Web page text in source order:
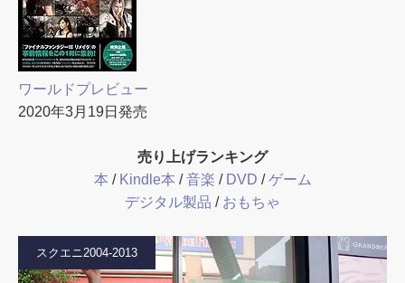
ワールドプレビュー
2020年3月19日発売
売り上げランキング
本 / Kindle本 /音楽 / DVD /ゲーム
デジタル製品 / おもちゃ
スクエニ2004-2013